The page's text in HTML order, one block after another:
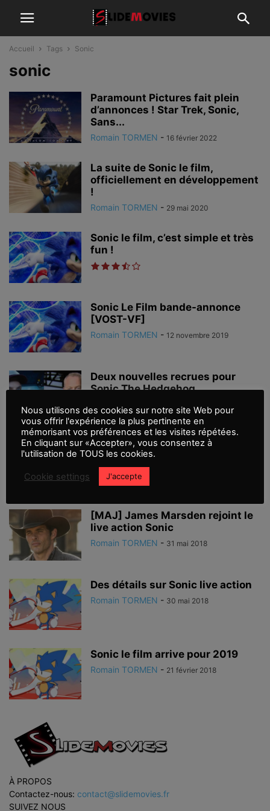
Accueil Tags Sonic
sonic
Paramount Pictures fait plein
d’annonces ! Star Trek, Sonic,
Sans...
Romain TORMEN - 16 février 2022
La suite de Sonic le film,
officiellement en développement
!
Romain TORMEN - 29 mai 2020
Sonic le film, c’est simple et très
fun !
Sonic Le Film bande-annonce
[VOST-VF]
Romain TORMEN - 12 novembre 2019
Deux nouvelles recrues pour
Sonic The Hedgehog
10 août 2018
Jim Carrey devrait intègrer le live
action de Sonic
Romain TORMEN
[MAJ] James Marsden rejoint le
live action Sonic
Romain TORMEN - 31 mai 2018
Des détails sur Sonic live action
Romain TORMEN - 30 mai 2018
Sonic le film arrive pour 2019
Romain TORMEN - 21 février 2018
À PROPOS
Contactez-nous: contact@slidemovies.fr
SUIVEZ NOUS
Nous utilisons des cookies sur notre site Web pour
vous offrir l'expérience la plus pertinente en
mémorisant vos préférences et les visites répétées.
En cliquant sur «Accepter», vous consentez à
l'utilisation de TOUS les cookies.
Cookie settings J'accepte